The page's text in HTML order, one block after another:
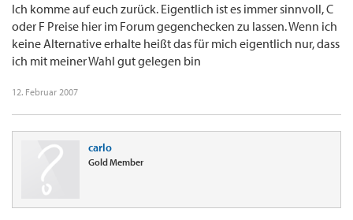
Ich komme auf euch zurück. Eigentlich ist es immer sinnvoll, C
oder F Preise hier im Forum gegenchecken zu lassen. Wenn ich
keine Alternative erhalte heißt das für mich eigentlich nur, dass
ich mit meiner Wahl gut gelegen bin
12. Februar 2007
carlo
Gold Member